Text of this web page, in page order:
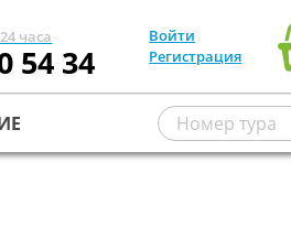
часа
54 34
Войти
Регистрация